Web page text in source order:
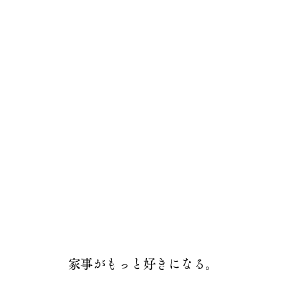
家事がもっと好きになる。